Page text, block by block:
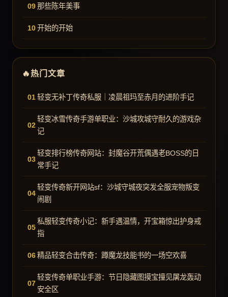
那些陈年美事
开始的开始
热门文章
轻变无补丁传奇私服｜凌晨祖玛至赤月的进阶手记
轻变冰雪传奇手游单职业：沙城攻城守耐久的游戏杂
记
轻变排行榜传奇网站：封魔谷开荒偶遇老BOSS的日
常手记
轻变传奇新开网站sf：沙城守城夜突发全服宠物叛变
闹剧
私服轻变传奇小记：新手遇温情，开宝箱惊出护身戒
指
精品轻变合击传奇：蹲魔龙技能书的一场空欢喜
轻变传奇单职业手游：节日隐藏图摸宝撞见屠龙轰动
安全区